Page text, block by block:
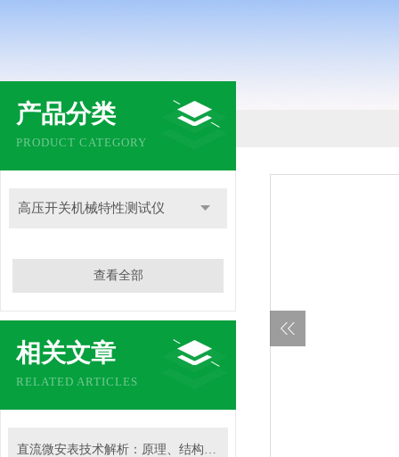
产品分类
PRODUCT CATEGORY
高压开关机械特性测试仪
查看全部
相关文章
RELATED ARTICLES
直流微安表技术解析：原理、结构与应用要点